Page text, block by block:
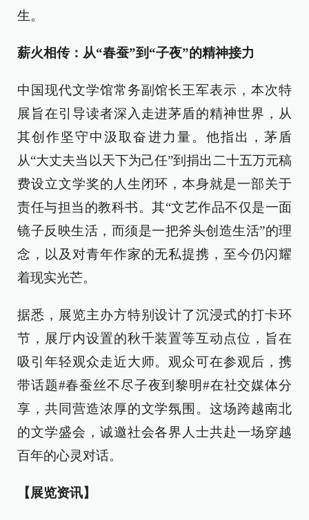
生。
薪火相传：从“春蚕”到“子夜”的精神接力
中国现代文学馆常务副馆长王军表示，本次特
展旨在引导读者深入走进茅盾的精神世界，从
其创作坚守中汲取奋进力量。他指出，茅盾
从“大丈夫当以天下为己任”到捐出二十五万元稿
费设立文学奖的人生闭环，本身就是一部关于
责任与担当的教科书。其“文艺作品不仅是一面
镜子反映生活，而须是一把斧头创造生活”的理
念，以及对青年作家的无私提携，至今仍闪耀
着现实光芒。
据悉，展览主办方特别设计了沉浸式的打卡环
节，展厅内设置的秋千装置等互动点位，旨在
吸引年轻观众走近大师。观众可在参观后，携
带话题#春蚕丝不尽子夜到黎明#在社交媒体分
享，共同营造浓厚的文学氛围。这场跨越南北
的文学盛会，诚邀社会各界人士共赴一场穿越
百年的心灵对话。
【展览资讯】